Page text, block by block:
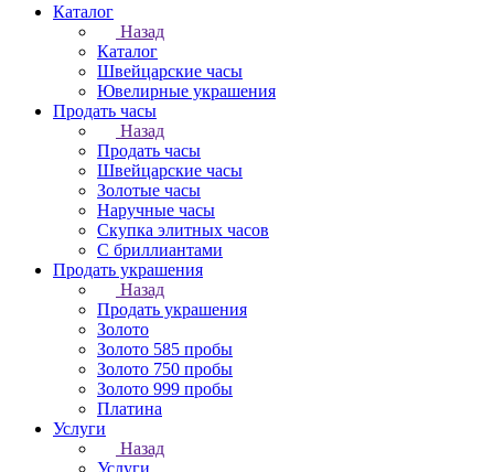
Каталог
Назад
Каталог
Швейцарские часы
Ювелирные украшения
Продать часы
Назад
Продать часы
Швейцарские часы
Золотые часы
Наручные часы
Скупка элитных часов
С бриллиантами
Продать украшения
Назад
Продать украшения
Золото
Золото 585 пробы
Золото 750 пробы
Золото 999 пробы
Платина
Услуги
Назад
Услуги